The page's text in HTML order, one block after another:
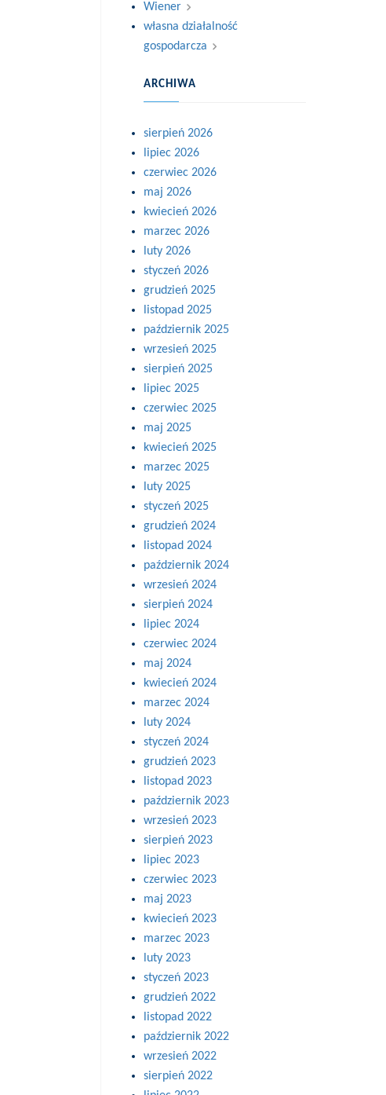
Wiener
własna działalność
gospodarcza
ARCHIWA
sierpień 2026
lipiec 2026
czerwiec 2026
maj 2026
kwiecień 2026
marzec 2026
luty 2026
styczeń 2026
grudzień 2025
listopad 2025
październik 2025
wrzesień 2025
sierpień 2025
lipiec 2025
czerwiec 2025
maj 2025
kwiecień 2025
marzec 2025
luty 2025
styczeń 2025
grudzień 2024
listopad 2024
październik 2024
wrzesień 2024
sierpień 2024
lipiec 2024
czerwiec 2024
maj 2024
kwiecień 2024
marzec 2024
luty 2024
styczeń 2024
grudzień 2023
listopad 2023
październik 2023
wrzesień 2023
sierpień 2023
lipiec 2023
czerwiec 2023
maj 2023
kwiecień 2023
marzec 2023
luty 2023
styczeń 2023
grudzień 2022
listopad 2022
październik 2022
wrzesień 2022
sierpień 2022